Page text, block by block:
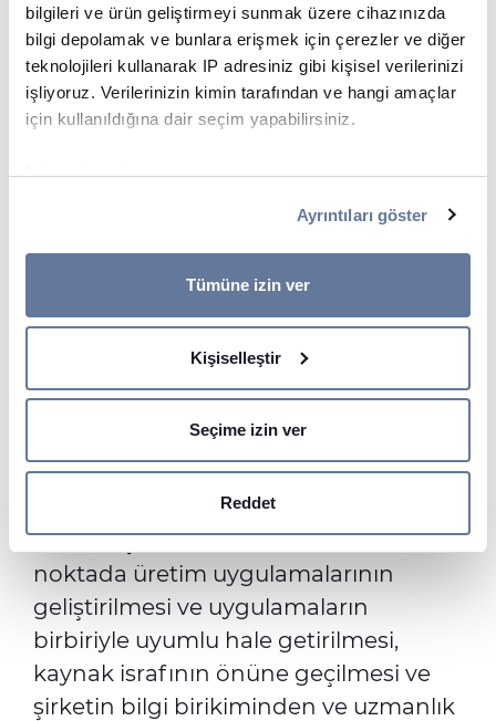
bilgileri ve ürün geliştirmeyi sunmak üzere cihazınızda
bilgi depolamak ve bunlara erişmek için çerezler ve diğer
teknolojileri kullanarak IP adresiniz gibi kişisel verilerinizi
işliyoruz. Verilerinizin kimin tarafından ve hangi amaçlar
için kullanıldığına dair seçim yapabilirsiniz.
İzin verirseniz, ayrıca:
konumunuzla ilgili bilgileri toplamak istiyoruz
Cihazınızı belirli özellikler (parmak izleri) için aktif
bir şekilde tarayarak tanımlamak istiyoruz
Ayrıntılar kısmında
Rızanızı dilediğiniz zaman Çerez Beyanı kısmından
değiştirebilir veya geri çekebilirsiniz.
İçeriği ve reklamları kişiselleştirmek, sosyal medya
özellikleri sunmak ve trafiği analiz etmek için çerezler
kullanıyoruz. Sitemizi kullanımınızla ilgili bilgileri ayrıca
paylaşabiliriz. İş ortaklarımız, bu bilgileri kendilerine
sağladığınız veya hizmetlerini kullanırken topladıkları
diğer bilgilerle birleştirebilir.
Ayrıntıları göster
Tümüne izin ver
Kişiselleştir
Seçime izin ver
Reddet
STRATEJİMİZİN TEMELİ
Fast Forward Stratejisi -
Hızlı ve İleriye Dönük
Uygulamalar
Yaklaşık 80 tesisimiz ile birçok pazarda,
birbirinden farklı müşterilere geniş bir
ürün ve çözüm portföyü sunuyoruz. Bu
noktada üretim uygulamalarının
geliştirilmesi ve uygulamaların
birbiriyle uyumlu hale getirilmesi,
kaynak israfının önüne geçilmesi ve
şirketin bilgi birikiminden ve uzmanlık